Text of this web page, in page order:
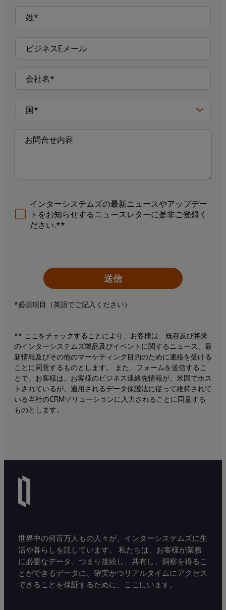
インターシステムズの最新ニュースやアップデー
トをお知らせするニュースレターに是非ご登録く
ださい.**
送信
*必須項目（英語でご記入ください）
** ここをチェックすることにより、お客様は、既存及び将来
のインターシステムズ製品及びイベントに関するニュース、最
新情報及びその他のマーケティング目的のために連絡を受ける
ことに同意するものとします。 また、フォームを送信するこ
とで、お客様は、お客様のビジネス連絡先情報が、米国でホス
トされているが、適用されるデータ保護法に従って維持されて
いる当社のCRMソリューションに入力されることに同意する
ものとします。
世界中の何百万人もの人々が、インターシステムズに生
活や暮らしを託しています。 私たちは、お客様が業務
に必要なデータ、つまり接続し、共有し、洞察を得るこ
とができるデータに、確実かつリアルタイムにアクセス
できることを保証するために、ここにいます。